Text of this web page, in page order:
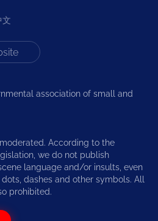
文
association of small and
According to the
we do not publish
language and/or insults, even
dashes and other symbols. All
prohibited.